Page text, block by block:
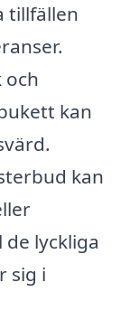
tillfällen
och
kan
kan
lyckliga
sig i